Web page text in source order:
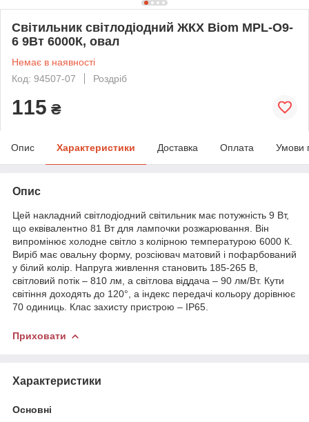
Світильник світлодіодний ЖКХ Biom MPL-О9-
6 9Вт 6000К, овал
Немає в наявності
Код: 94507-07
Роздріб
115 ₴
Опис Характеристики Доставка Оплата Умови
Опис
Цей накладний світлодіодний світильник має потужність 9 Вт,
що еквівалентно 81 Вт для лампочки розжарювання. Він
випромінює холодне світло з колірною температурою 6000 К.
Виріб має овальну форму, розсіювач матовий і пофарбований
у білий колір. Напруга живлення становить 185-265 В,
світловий потік – 810 лм, а світлова віддача – 90 лм/Вт. Кути
світіння доходять до 120°, а індекс передачі кольору дорівнює
70 одиниць. Клас захисту пристрою – IP65.
Приховати
Характеристики
Основні